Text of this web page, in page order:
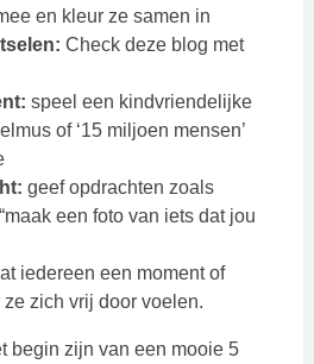
en kleur ze samen in
Check deze blog met
speel een kindvriendelijke
of ‘15 miljoen mensen’
geef opdrachten zoals
een foto van iets dat jou
iedereen een moment of
zich vrij door voelen.
begin zijn van een mooie 5